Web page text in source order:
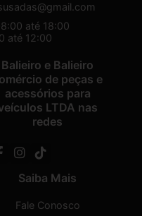
até 18:00
até 12:00
Balieiro e Balieiro
de peças e
acessórios para
LTDA nas
redes
Saiba Mais
Fale Conosco